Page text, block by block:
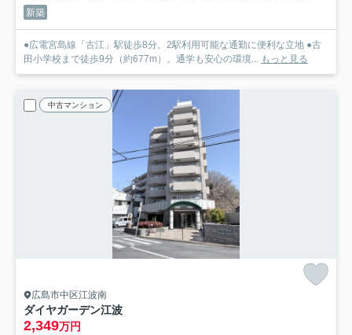
新築
●広電宮島線「古江」駅徒歩8分。2駅利用可能な通勤に便利な立地 ●古
田小学校まで徒歩9分（約677m）。通学も安心の環境... もっと見る
中古マンション
広島市中区江波南
ダイヤガーデン江波
2,349万円